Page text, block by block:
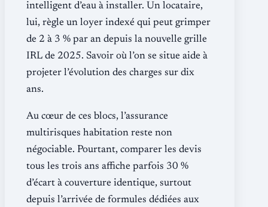
intelligent d’eau à installer. Un locataire,
lui, règle un loyer indexé qui peut grimper
de 2 à 3 % par an depuis la nouvelle grille
IRL de 2025. Savoir où l’on se situe aide à
projeter l’évolution des charges sur dix
ans.
Au cœur de ces blocs, l’assurance
multirisques habitation reste non
négociable. Pourtant, comparer les devis
tous les trois ans affiche parfois 30 %
d’écart à couverture identique, surtout
depuis l’arrivée de formules dédiées aux